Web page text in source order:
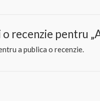
recenzie pentru
a publica o recenzie.